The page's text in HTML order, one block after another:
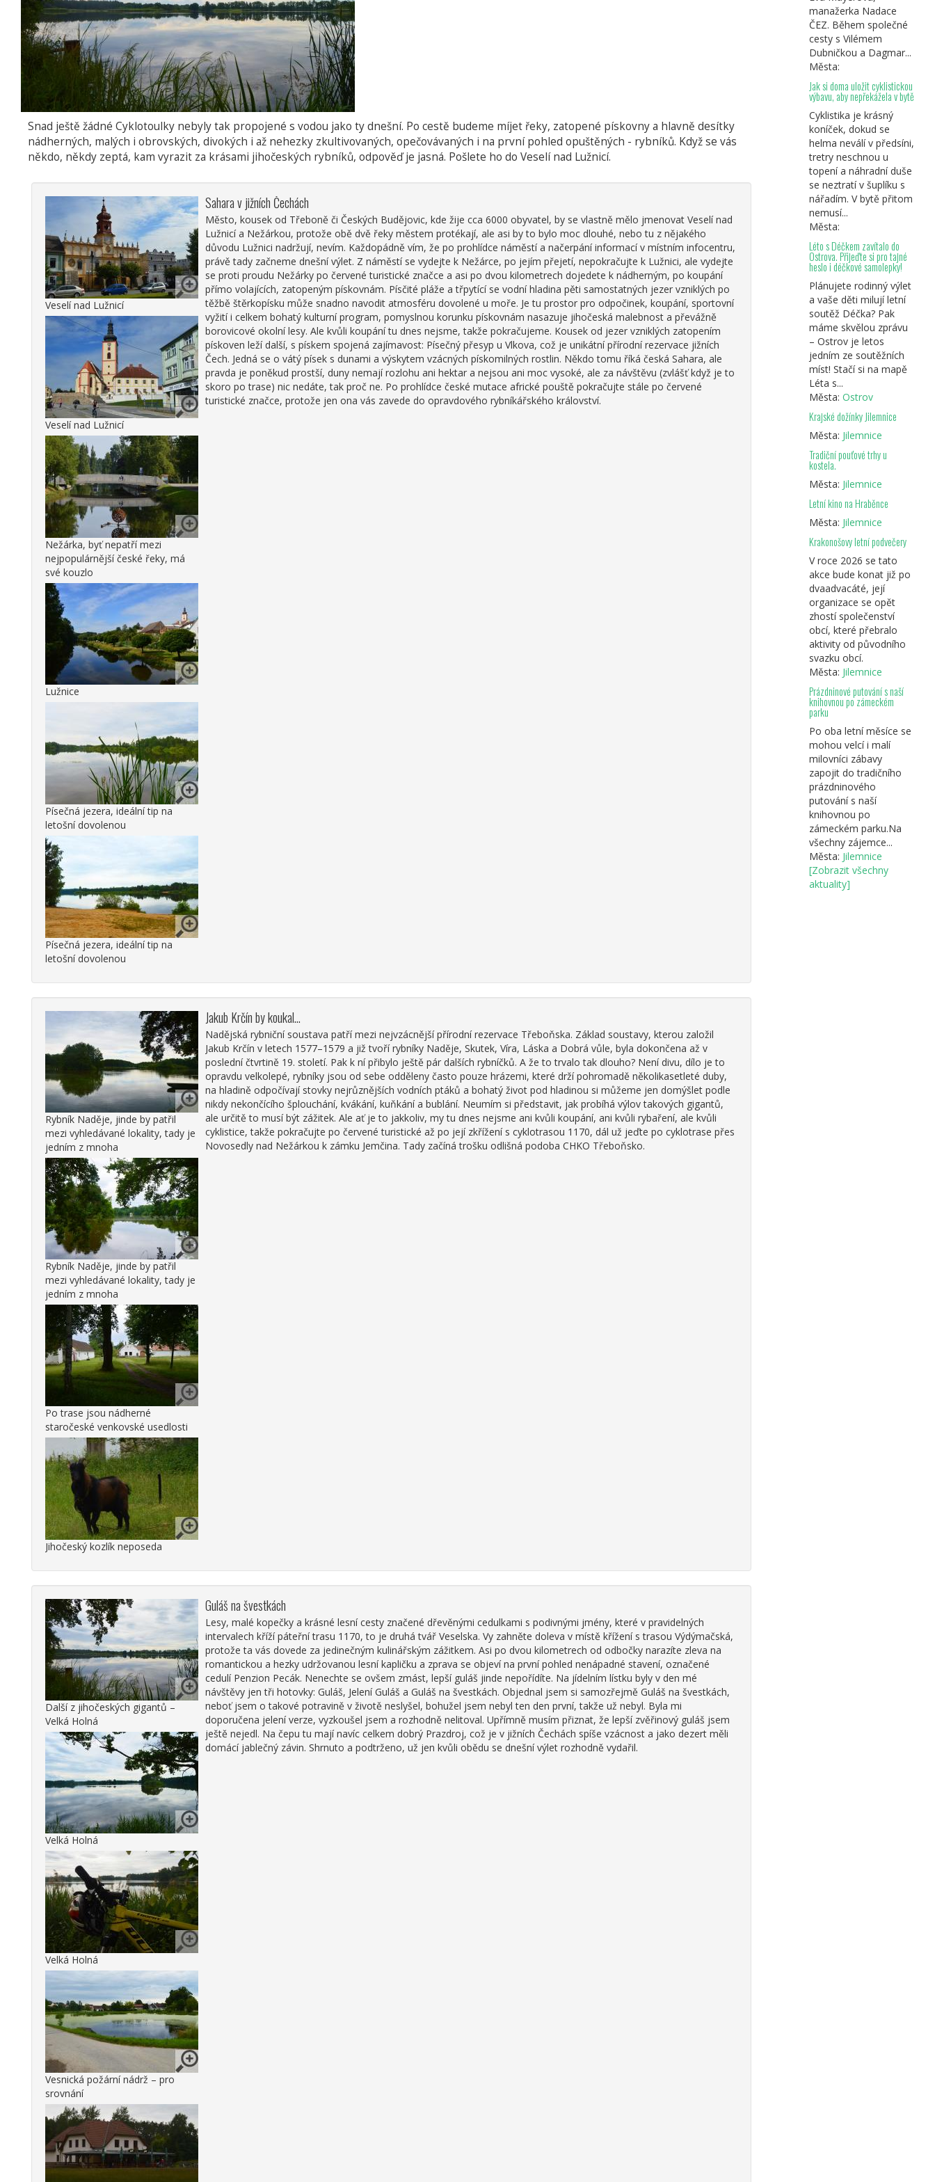
Snad ještě žádné Cyklotoulky nebyly tak propojené s vodou jako ty dnešní. Po cestě budeme míjet řeky, zatopené pískovny a hlavně desítky
nádherných, malých i obrovských, divokých i až nehezky zkultivovaných, opečovávaných i na první pohled opuštěných - rybníků. Když se vás
někdo, někdy zeptá, kam vyrazit za krásami jihočeských rybníků, odpověď je jasná. Pošlete ho do Veselí nad Lužnicí.
Veselí nad Lužnicí
Veselí nad Lužnicí
Nežárka, byť nepatří mezi
nejpopulárnější české řeky, má
své kouzlo
Lužnice
Písečná jezera, ideální tip na
letošní dovolenou
Písečná jezera, ideální tip na
letošní dovolenou
Sahara v jižních Čechách
Město, kousek od Třeboně či Českých Budějovic, kde žije cca 6000 obyvatel, by se vlastně mělo jmenovat Veselí nad
Lužnicí a Nežárkou, protože obě dvě řeky městem protékají, ale asi by to bylo moc dlouhé, nebo tu z nějakého
důvodu Lužnici nadržují, nevím. Každopádně vím, že po prohlídce náměstí a načerpání informací v místním infocentru,
právě tady začneme dnešní výlet. Z náměstí se vydejte k Nežárce, po jejím přejetí, nepokračujte k Lužnici, ale vydejte
se proti proudu Nežárky po červené turistické značce a asi po dvou kilometrech dojedete k nádherným, po koupání
přímo volajících, zatopeným pískovnám. Písčité pláže a třpytící se vodní hladina pěti samostatných jezer vzniklých po
těžbě štěrkopísku může snadno navodit atmosféru dovolené u moře. Je tu prostor pro odpočinek, koupání, sportovní
vyžití i celkem bohatý kulturní program, pomyslnou korunku pískovnám nasazuje jihočeská malebnost a převážně
borovicové okolní lesy. Ale kvůli koupání tu dnes nejsme, takže pokračujeme. Kousek od jezer vzniklých zatopením
pískoven leží další, s pískem spojená zajímavost: Písečný přesyp u Vlkova, což je unikátní přírodní rezervace jižních
Čech. Jedná se o vátý písek s dunami a výskytem vzácných pískomilných rostlin. Někdo tomu říká česká Sahara, ale
pravda je poněkud prostší, duny nemají rozlohu ani hektar a nejsou ani moc vysoké, ale za návštěvu (zvlášť když je to
skoro po trase) nic nedáte, tak proč ne. Po prohlídce české mutace africké pouště pokračujte stále po červené
turistické značce, protože jen ona vás zavede do opravdového rybníkářského království.
Rybník Naděje, jinde by patřil
mezi vyhledávané lokality, tady je
jedním z mnoha
Rybník Naděje, jinde by patřil
mezi vyhledávané lokality, tady je
jedním z mnoha
Po trase jsou nádherné
staročeské venkovské usedlosti
Jihočeský kozlík neposeda
Jakub Krčín by koukal…
Nadějská rybniční soustava patří mezi nejvzácnější přírodní rezervace Třeboňska. Základ soustavy, kterou založil
Jakub Krčín v letech 1577–1579 a již tvoří rybníky Naděje, Skutek, Víra, Láska a Dobrá vůle, byla dokončena až v
poslední čtvrtině 19. století. Pak k ní přibylo ještě pár dalších rybníčků. A že to trvalo tak dlouho? Není divu, dílo je to
opravdu velkolepé, rybníky jsou od sebe odděleny často pouze hrázemi, které drží pohromadě několikasetleté duby,
na hladině odpočívají stovky nejrůznějších vodních ptáků a bohatý život pod hladinou si můžeme jen domýšlet podle
nikdy nekončícího šplouchání, kvákání, kuňkání a bublání. Neumím si představit, jak probíhá výlov takových gigantů,
ale určitě to musí být zážitek. Ale ať je to jakkoliv, my tu dnes nejsme ani kvůli koupání, ani kvůli rybaření, ale kvůli
cyklistice, takže pokračujte po červené turistické až po její zkřížení s cyklotrasou 1170, dál už jeďte po cyklotrase přes
Novosedly nad Nežárkou k zámku Jemčina. Tady začíná trošku odlišná podoba CHKO Třeboňsko.
Další z jihočeských gigantů –
Velká Holná
Velká Holná
Velká Holná
Vesnická požární nádrž – pro
srovnání
Guláš na švestkách
Lesy, malé kopečky a krásné lesní cesty značené dřevěnými cedulkami s podivnými jmény, které v pravidelných
intervalech kříží páteřní trasu 1170, to je druhá tvář Veselska. Vy zahněte doleva v místě křížení s trasou Výdýmačská,
protože ta vás dovede za jedinečným kulinářským zážitkem. Asi po dvou kilometrech od odbočky narazíte zleva na
romantickou a hezky udržovanou lesní kapličku a zprava se objeví na první pohled nenápadné stavení, označené
cedulí Penzion Pecák. Nenechte se ovšem zmást, lepší guláš jinde nepořídíte. Na jídelním lístku byly v den mé
návštěvy jen tři hotovky: Guláš, Jelení Guláš a Guláš na švestkách. Objednal jsem si samozřejmě Guláš na švestkách,
neboť jsem o takové potravině v životě neslyšel, bohužel jsem nebyl ten den první, takže už nebyl. Byla mi
doporučena jelení verze, vyzkoušel jsem a rozhodně nelitoval. Upřímně musím přiznat, že lepší zvěřinový guláš jsem
ještě nejedl. Na čepu tu mají navíc celkem dobrý Prazdroj, což je v jižních Čechách spíše vzácnost a jako dezert měli
domácí jablečný závin. Shrnuto a podtrženo, už jen kvůli obědu se dnešní výlet rozhodně vydařil.
manažerka Nadace
ČEZ. Během společné
cesty s Vilémem
Dubničkou a Dagmar...
Města:
Jak si doma uložit cyklistickou
výbavu, aby nepřekážela v bytě
Cyklistika je krásný
koníček, dokud se
helma neválí v předsíni,
tretry neschnou u
topení a náhradní duše
se neztratí v šuplíku s
nářadím. V bytě přitom
nemusí...
Města:
Léto s Déčkem zavítalo do
Ostrova. Přijeďte si pro tajné
heslo i déčkové samolepky!
Plánujete rodinný výlet
a vaše děti milují letní
soutěž Déčka? Pak
máme skvělou zprávu
– Ostrov je letos
jedním ze soutěžních
míst! Stačí si na mapě
Léta s...
Města: Ostrov
Krajské dožínky Jilemnice
Města: Jilemnice
Tradiční pouťové trhy u
kostela.
Města: Jilemnice
Letní kino na Hraběnce
Města: Jilemnice
Krakonošovy letní podvečery
V roce 2026 se tato
akce bude konat již po
dvaadvacáté, její
organizace se opět
zhostí společenství
obcí, které přebralo
aktivity od původního
svazku obcí.
Města: Jilemnice
Prázdninové putování s naší
knihovnou po zámeckém
parku
Po oba letní měsíce se
mohou velcí i malí
milovníci zábavy
zapojit do tradičního
prázdninového
putování s naší
knihovnou po
zámeckém parku.Na
všechny zájemce...
Města: Jilemnice
[Zobrazit všechny
aktuality]